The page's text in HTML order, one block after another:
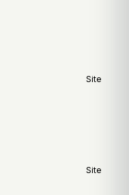
Site
Site